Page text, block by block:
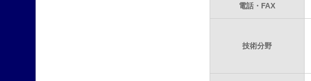
電話・FAX
技術分野